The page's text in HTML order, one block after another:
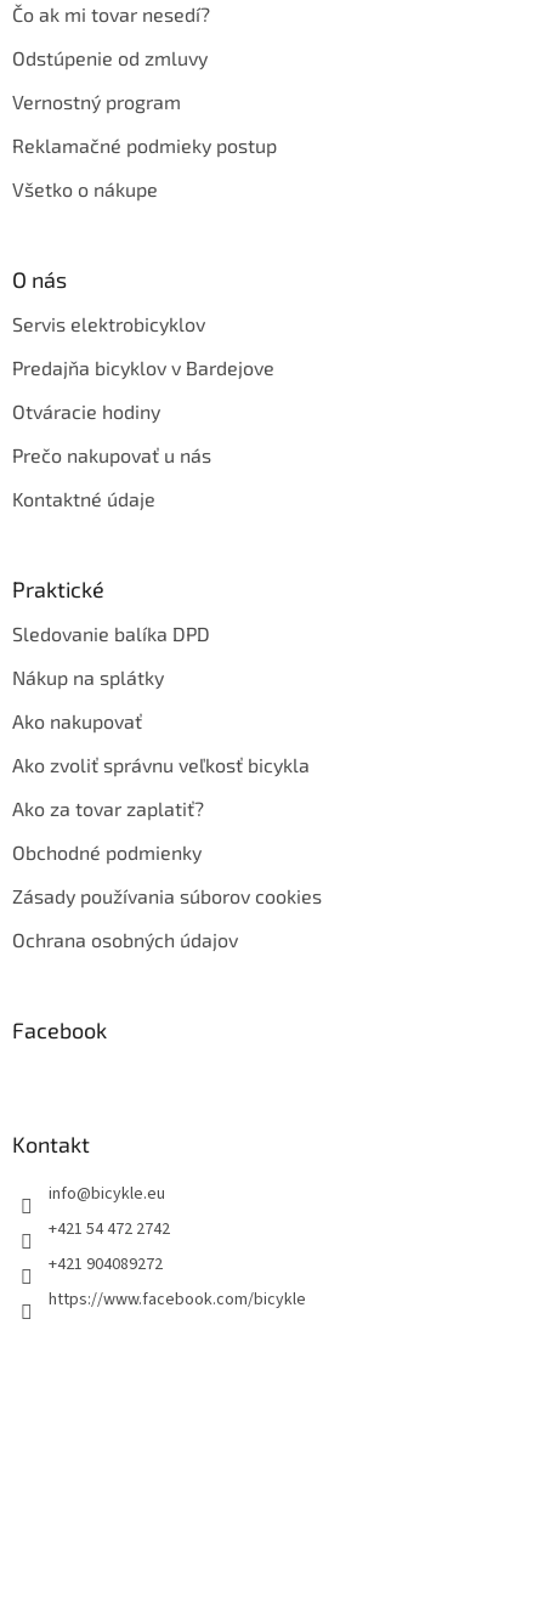
Čo ak mi tovar nesedí?
Odstúpenie od zmluvy
Vernostný program
Reklamačné podmieky postup
Všetko o nákupe
O nás
Servis elektrobicyklov
Predajňa bicyklov v Bardejove
Otváracie hodiny
Prečo nakupovať u nás
Kontaktné údaje
Praktické
Sledovanie balíka DPD
Nákup na splátky
Ako nakupovať
Ako zvoliť správnu veľkosť bicykla
Ako za tovar zaplatiť?
Obchodné podmienky
Zásady používania súborov cookies
Ochrana osobných údajov
Facebook
Kontakt
info@bicykle.eu
+421 54 472 2742
+421 904089272
https://www.facebook.com/bicykle